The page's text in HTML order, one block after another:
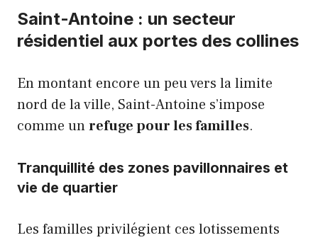
Saint-Antoine : un secteur
résidentiel aux portes des collines
En montant encore un peu vers la limite
nord de la ville, Saint-Antoine s’impose
comme unrefuge pour les familles.
Tranquillité des zones pavillonnaires et
vie de quartier
Les familles privilégient ces lotissements